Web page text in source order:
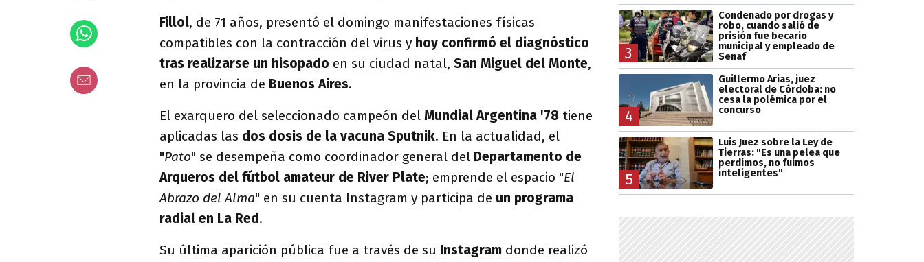
Fillol, de 71 años, presentó el domingo manifestaciones físicas
compatibles con la contracción del virus y hoy confirmó el diagnóstico
tras realizarse un hisopado en su ciudad natal, San Miguel del Monte,
en la provincia de Buenos Aires.
El exarquero del seleccionado campeón del Mundial Argentina '78 tiene
aplicadas las dos dosis de la vacuna Sputnik. En la actualidad, el
"Pato" se desempeña como coordinador general del Departamento de
Arqueros del fútbol amateur de River Plate; emprende el espacio "El
Abrazo del Alma" en su cuenta Instagram y participa de un programa
radial en La Red.
Su última aparición pública fue a través de su Instagram donde realizó
3
Condenado por drogas y
robo, cuando salió de
prisión fue becario
municipal y empleado de
Senaf
4
Guillermo Arias, juez
electoral de Córdoba: no
cesa la polémica por el
concurso
5
Luis Juez sobre la Ley de
Tierras: "Es una pelea que
perdimos, no fuimos
inteligentes"